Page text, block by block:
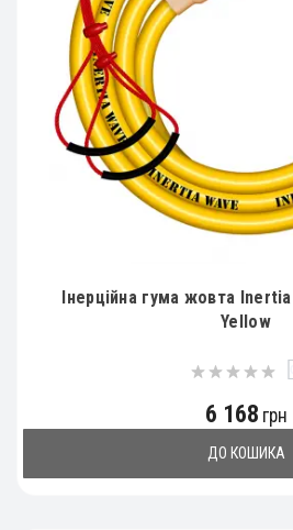
Інерційна гума жовта
Yellow
6 168 грн
ДО КОШИКА